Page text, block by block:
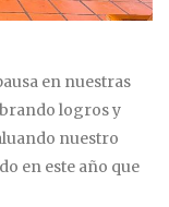
en nuestras
logros y
nuestro
en este año que